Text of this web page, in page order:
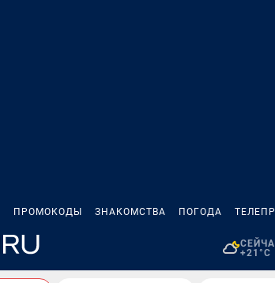
ПРОМОКОДЫ ЗНАКОМСТВА ПОГОДА
+21°C